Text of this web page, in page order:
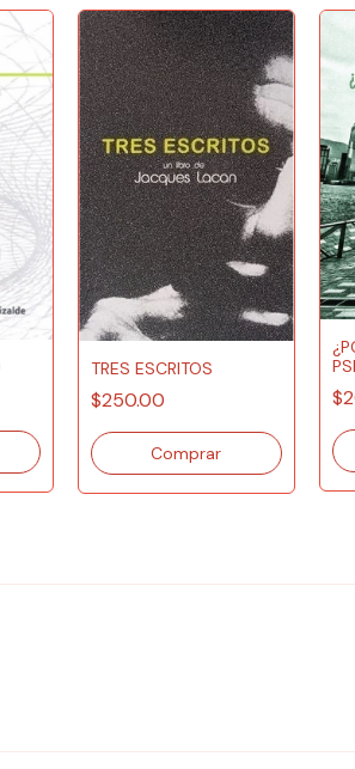
TRES ESCRITOS
$250.00